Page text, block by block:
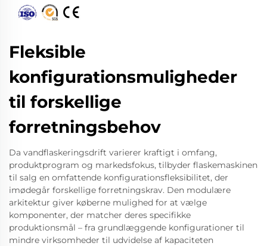
Fleksible
konfigurationsmuligheder
til forskellige
forretningsbehov
Da vandflaskeringsdrift varierer kraftigt i omfang,
produktprogram og markedsfokus, tilbyder flaskemaskinen
til salg en omfattende konfigurationsfleksibilitet, der
imødegår forskellige forretningskrav. Den modulære
arkitektur giver køberne mulighed for at vælge
komponenter, der matcher deres specifikke
produktionsmål – fra grundlæggende konfigurationer til
mindre virksomheder til udvidelse af kapaciteten